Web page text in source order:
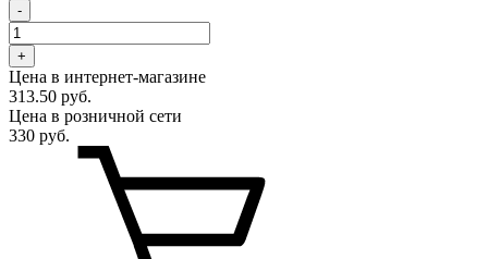
-
+
Цена в интернет-магазине
313.50 руб.
Цена в розничной сети
330 руб.